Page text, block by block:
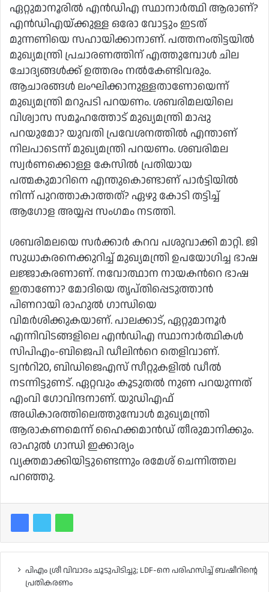
ഏറ്റുമാനൂരിൽ എൻഡിഎ സ്ഥാനാര്‍ത്ഥി ആരാണ്?
എൻഡിഎയ്ക്കുള്ള ഒരോ വോട്ടും ഇടത്
മുന്നണിയെ സഹായിക്കാനാണ്. പത്തനംതിട്ടയിൽ
മുഖ്യമന്ത്രി പ്രചാരണത്തിന് എത്തുമ്പോള്‍ ചില
ചോദ്യങ്ങള്‍ക്ക് ഉത്തരം നൽകേണ്ടിവരും.
ആചാരങ്ങള്‍ ലംഘിക്കാനുള്ളതാണോയെന്ന്
മുഖ്യമന്ത്രി മറുപടി പറയണം. ശബരിമലയിലെ
വിശ്വാസ സമൂഹത്തോട് മുഖ്യമന്ത്രി മാപ്പു
പറയുമോ? യുവതി പ്രവേശനത്തിൽ എന്താണ്
നിലപാടെന്ന് മുഖ്യമന്ത്രി പറയണം. ശബരിമല
സ്വര്‍ണക്കൊള്ള കേസിൽ പ്രതിയായ
പത്മകുമാറിനെ എന്തുകൊണ്ടാണ് പാര്‍ട്ടിയിൽ
നിന്ന് പുറത്താകാത്തത്? ഏഴു കോടി തട്ടിച്ച്
ആഗോള അയ്യപ്പ സംഗമം നടത്തി.
ശബരിമലയെ സര്‍ക്കാര്‍ കറവ പശുവാക്കി മാറ്റി. ജി
സുധാകരനെക്കുറിച്ച് മുഖ്യമന്ത്രി ഉപയോഗിച്ച ഭാഷ
ലജ്ജാകരണാണ്. നവോത്ഥാന നായകന്‍റെ ഭാഷ
ഇതാണോ? മോദിയെ തൃപ്തിപ്പെടുത്താൻ
പിണറായി രാഹുൽ ഗാന്ധിയെ
വിമര്‍ശിക്കുകയാണ്. പാലക്കാട്, ഏറ്റുമാനൂര്‍
എന്നിവിടങ്ങളിലെ എൻഡിഎ സ്ഥാനാര്‍ത്ഥികള്‍
സിപിഎം-ബിജെപി ഡീലിന്‍റെ തെളിവാണ്.
ട്വന്‍റി20, ബിഡിജെഎസ് സീറ്റുകളിൽ ഡീൽ
നടന്നിട്ടുണട്. ഏറ്റവും കൂടുതൽ നുണ പറയുന്നത്
എംവി ഗോവിന്ദനാണ്. യുഡിഎഫ്
അധികാരത്തിലെത്തുമ്പോള്‍ മുഖ്യമന്ത്രി
ആരാകണമെന്ന് ഹൈക്കമാന്‍ഡ് തീരുമാനിക്കും.
രാഹുൽ ഗാന്ധി ഇക്കാര്യം
വ്യക്തമാക്കിയിട്ടുണ്ടെന്നും രമേശ് ചെന്നിത്തല
പറഞ്ഞു.
പിഎം ശ്രീ വിവാദം ചൂടുപിടിച്ചു; LDF-നെ പരിഹസിച്ച് ബഷീറിന്റെ
പ്രതികരണം